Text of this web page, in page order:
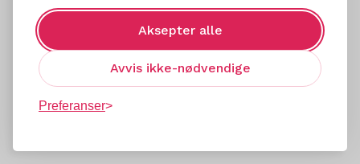
Aksepter alle
Avvis ikke-nødvendige
Preferanser